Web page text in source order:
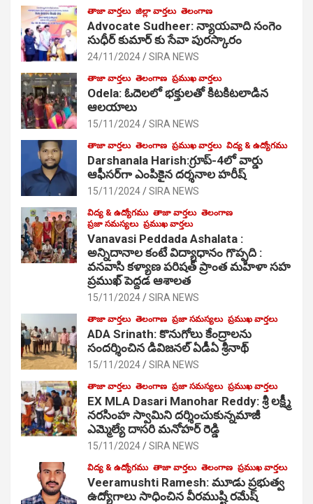
తాజా వార్తలు జిల్లా వార్తలు తెలంగాణ
Advocate Sudheer: న్యాయవాది సంగెం
సుధీర్ కుమార్ కు సేవా పురస్కారం
24/11/2024 SIRA NEWS
తాజా వార్తలు తెలంగాణ ప్రముఖ వార్తలు
Odela: ఓదెల‌లో భక్తులతో కిటకిటలాడిన
ఆల‌యాలు
15/11/2024 SIRA NEWS
తాజా వార్తలు తెలంగాణ ప్రముఖ వార్తలు విద్య & ఉద్యోగము
Darshanala Harish:గ్రూప్-4లో వార్డు
ఆఫీసర్‌గా ఎంపికైన దర్శనాల హరీష్
15/11/2024 SIRA NEWS
విద్య & ఉద్యోగము తాజా వార్తలు తెలంగాణ
ప్రజా సమస్యలు ప్రముఖ వార్తలు
Vanavasi Peddada Ashalata :
అన్నిదానాల కంటే విద్యాధానం గొప్పది :
వనవాసి కళ్యాణ పరిషత్ ప్రాంత మహిళా సహ
ప్రముఖ్ పెద్దడ ఆశాలత
15/11/2024 SIRA NEWS
తాజా వార్తలు తెలంగాణ ప్రజా సమస్యలు ప్రముఖ వార్తలు
ADA Srinath: కొనుగోలు కేంద్రాల‌ను
సంద‌ర్శించిన డివిజనల్ ఏడీఏ శ్రీనాథ్
15/11/2024 SIRA NEWS
తాజా వార్తలు తెలంగాణ ప్రజా సమస్యలు ప్రముఖ వార్తలు
EX MLA Dasari Manohar Reddy: శ్రీ లక్ష్మీ
నరసింహ స్వామిని దర్శించుకున్నమాజీ
ఎమ్మెల్యే దాసరి మనోహర్ రెడ్డి
15/11/2024 SIRA NEWS
విద్య & ఉద్యోగము తాజా వార్తలు తెలంగాణ ప్రముఖ వార్తలు
Veeramushti Ramesh: మూడు ప్రభుత్వ
ఉద్యోగాలు సాధించిన వీరముష్టి రమేష్